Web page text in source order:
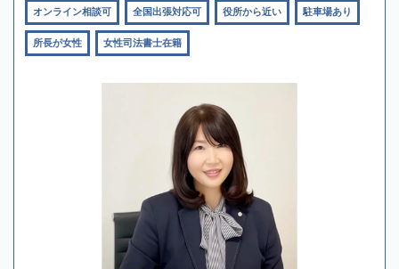
オンライン相談可 全国出張対応可 役所から近い 駐車場あり
所長が女性 女性司法書士在籍